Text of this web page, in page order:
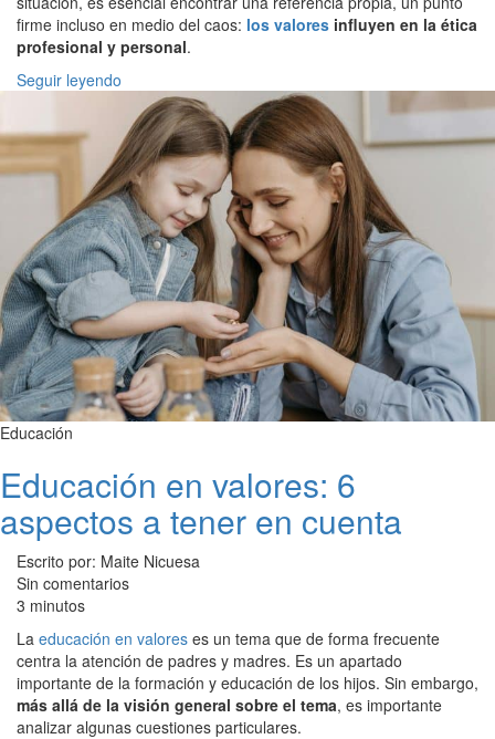
firme incluso en medio del caos: los valores influyen en la ética
profesional y personal.
Seguir leyendo
Educación
Educación en valores: 6
aspectos a tener en cuenta
Escrito por: Maite Nicuesa
Sin comentarios
3 minutos
La educación en valores es un tema que de forma frecuente
centra la atención de padres y madres. Es un apartado
importante de la formación y educación de los hijos. Sin embargo,
más allá de la visión general sobre el tema, es importante
analizar algunas cuestiones particulares.